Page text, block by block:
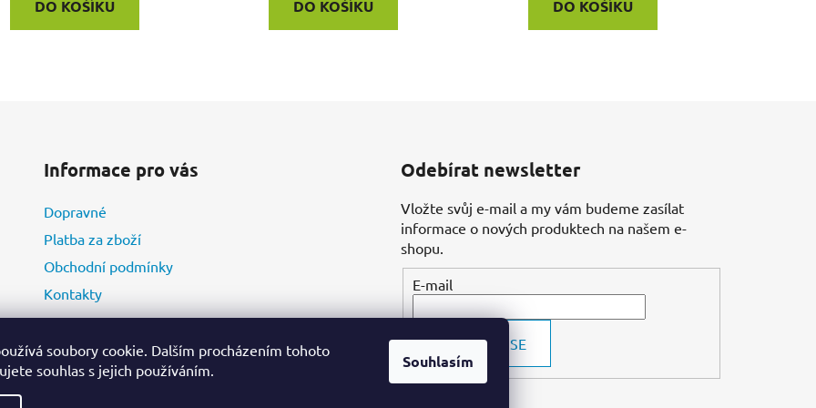
soubory cookie. Dalším procházením tohoto
souhlas s jejich používáním.
Souhlasím
DO KOŠÍKU DO KOŠÍKU DO KOŠÍKU
y
ý
p
Informace pro vás
Dopravné
Platba za zboží
Obchodní podmínky
Kontakty
Odebírat newsletter
Vložte svůj e-mail a my vám budeme zasílat
informace o nových produktech na našem e-
shopu.
E-mail
PŘIHLÁSIT SE